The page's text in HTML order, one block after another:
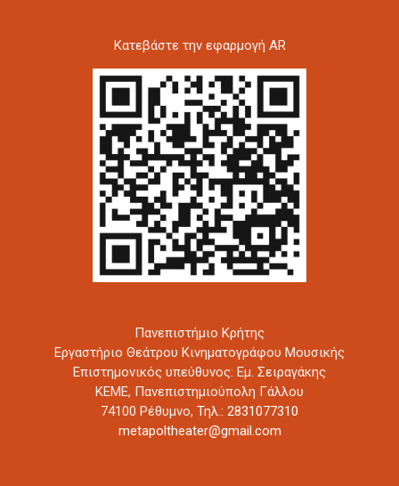
Kατεβάστε την εφαρμογή AR
Πανεπιστήμιο Κρήτης
Εργαστήριο Θεάτρου Κινηματογράφου Μουσικής
Επιστημονικός υπεύθυνος: Εμ. Σειραγάκης
ΚΕΜΕ, Πανεπιστημιούπολη Γάλλου
74100 Ρέθυμνο, Τηλ.: 2831077310
metapoltheater@gmail.com